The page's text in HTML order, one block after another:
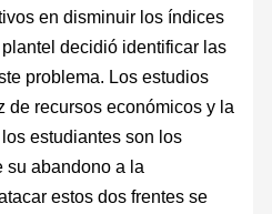
en disminuir los índices
decidió identificar las
problema. Los estudios
de recursos económicos y la
estudiantes son los
su abandono a la
estos dos frentes se